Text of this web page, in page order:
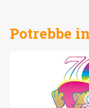
Potrebbe